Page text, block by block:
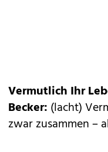
Vermutlich Ihr
Becker: (lacht)
zwar zusammen –